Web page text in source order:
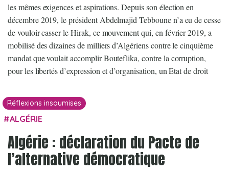
les mêmes exigences et aspirations. Depuis son élection en
décembre 2019, le président Abdelmajid Tebboune n’a eu de cesse
de vouloir casser le Hirak, ce mouvement qui, en février 2019, a
mobilisé des dizaines de milliers d’Algériens contre le cinquième
mandat que voulait accomplir Bouteflika, contre la corruption,
pour les libertés d’expression et d’organisation, un Etat de droit
Réflexions insoumises
ALGÉRIE
Algérie : déclaration du Pacte de
l’alternative démocratique